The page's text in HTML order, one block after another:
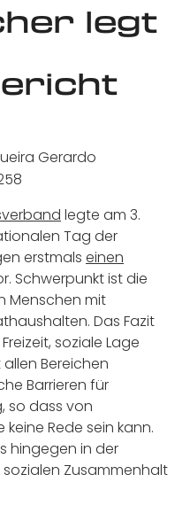
legt
Gerardo
legte am 3.
Tag der
erstmals einen
Schwerpunkt ist die
Menschen mit
Das Fazit
soziale Lage
Bereichen
Barrieren für
so dass von
Rede sein kann.
hingegen in der
Zusammenhalt